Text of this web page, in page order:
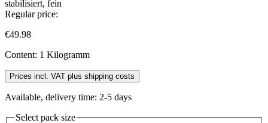
Regular price:
€49.98
Content: 1 Kilogramm
Prices incl. VAT plus shipping costs
Available, delivery time: 2-5 days
Select pack size